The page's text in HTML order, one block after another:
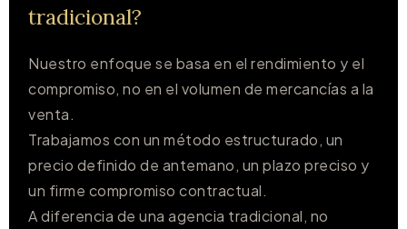
tradicional?
Nuestro enfoque se basa en el rendimiento y el
compromiso, no en el volumen de mercancías a la
venta.
Trabajamos con un método estructurado, un
precio definido de antemano, un plazo preciso y
un firme compromiso contractual.
A diferencia de una agencia tradicional, no